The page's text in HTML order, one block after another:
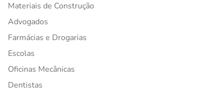
Materiais de Construção
Advogados
Farmácias e Drogarias
Escolas
Oficinas Mecânicas
Dentistas